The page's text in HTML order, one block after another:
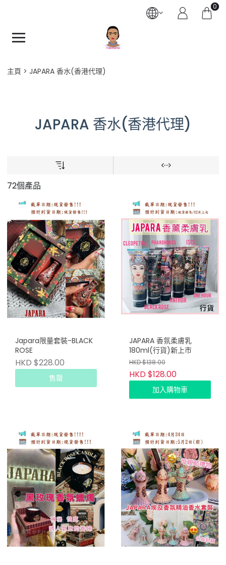
0
主頁 JAPARA 香水(香港代理)
JAPARA 香水(香港代理)
72個產品
Japara限量套裝-BLACK
ROSE
HKD $228.00
售罄
JAPARA 香氛柔膚乳
180ml(行貨)新上市
HKD $138.00
HKD $128.00
加入購物車